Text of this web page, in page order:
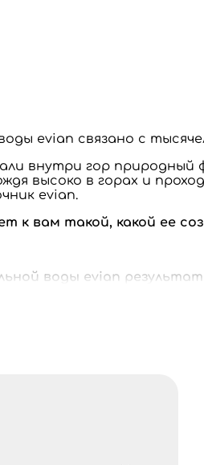
evian связано с
внутри гор
высоко в горах и
evian.
к вам такой, какой ее
воды evian